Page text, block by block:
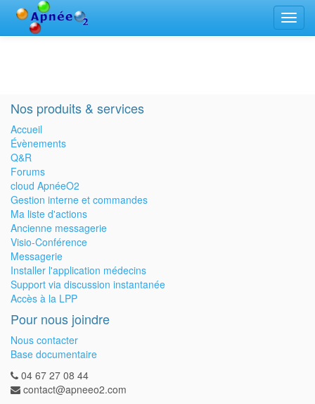
la
Nos produits & services
Accueil
Évènements
Q&R
Forums
cloud ApnéeO2
Gestion interne et commandes
Ma liste d'actions
Ancienne messagerie
Visio-Conférence
Messagerie
Installer l'application médecins
Support via discussion instantanée
Accès à la LPP
Pour nous joindre
Nous contacter
Base documentaire
04 67 27 08 44
contact@apneeo2.com